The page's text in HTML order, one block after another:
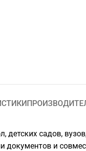
детских садов,
документов и